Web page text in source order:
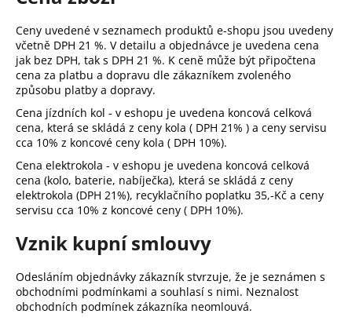
Ceny uvedené v seznamech produktů e-shopu jsou uvedeny
včetně DPH 21 %. V detailu a objednávce je uvedena cena
jak bez DPH, tak s DPH 21 %. K ceně může být připočtena
cena za platbu a dopravu dle zákazníkem zvoleného
způsobu platby a dopravy.
Cena jízdních kol - v eshopu je uvedena koncová celková
cena, která se skládá z ceny kola ( DPH 21% ) a ceny servisu
cca 10% z koncové ceny kola ( DPH 10%).
Cena elektrokola - v eshopu je uvedena koncová celková
cena (kolo, baterie, nabíječka), která se skládá z ceny
elektrokola (DPH 21%), recyklačního poplatku 35,-Kč a ceny
servisu cca 10% z koncové ceny ( DPH 10%).
Vznik kupní smlouvy
Odesláním objednávky zákazník stvrzuje, že je seznámen s
obchodními podmínkami a souhlasí s nimi. Neznalost
obchodních podmínek zákazníka neomlouvá.